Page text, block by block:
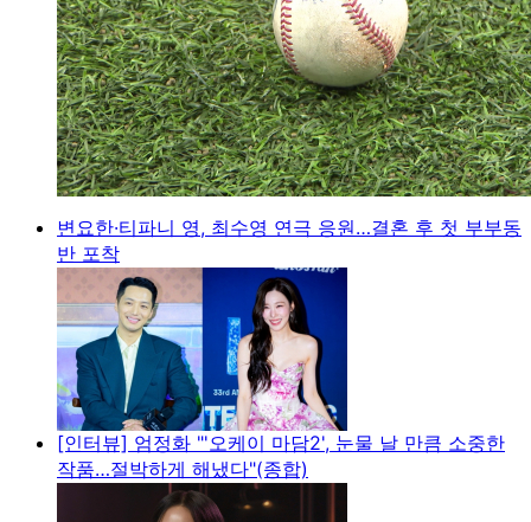
변요한·티파니 영, 최수영 연극 응원…결혼 후 첫 부부동
반 포착
[인터뷰] 엄정화 "'오케이 마담2', 눈물 날 만큼 소중한
작품…절박하게 해냈다"(종합)